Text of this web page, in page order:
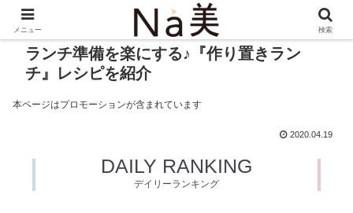
ランチ準備を楽にする♪『作り置きラン
チ』レシピを紹介
本ページはプロモーションが含まれています
2020.04.19
DAILY RANKING
デイリーランキング
メニュー 検索